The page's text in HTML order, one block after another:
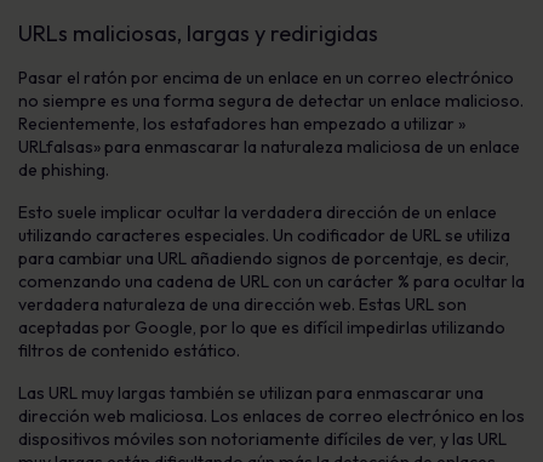
URLs maliciosas, largas y redirigidas
Pasar el ratón por encima de un enlace en un correo electrónico
no siempre es una forma segura de detectar un enlace malicioso.
Recientemente, los estafadores han empezado a utilizar »
URLfalsas» para enmascarar la naturaleza maliciosa de un enlace
de phishing.
Esto suele implicar ocultar la verdadera dirección de un enlace
utilizando caracteres especiales. Un codificador de URL se utiliza
para cambiar una URL añadiendo signos de porcentaje, es decir,
comenzando una cadena de URL con un carácter % para ocultar la
verdadera naturaleza de una dirección web. Estas URL son
aceptadas por Google, por lo que es difícil impedirlas utilizando
filtros de contenido estático.
Las URL muy largas también se utilizan para enmascarar una
dirección web maliciosa. Los enlaces de correo electrónico en los
dispositivos móviles son notoriamente difíciles de ver, y las URL